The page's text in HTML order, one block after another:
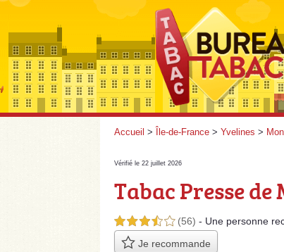
Accueil > Île-de-France > Yvelines >
Vérifié le 22 juillet 2026
Tabac Presse
3,5 étoiles sur 5 (56) - Une personne
Je recommande